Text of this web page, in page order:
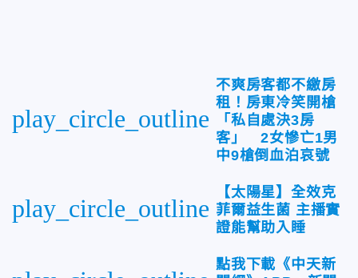
play_circle_outline
不爽房客都不繳房
租！房東冷笑開槍
「私自處決3房
客」 2女慘亡1男
中9槍倒血泊哀號
play_circle_outline
【太陽星】全效克
菲爾益生菌 主播實
證能幫助入睡
點我下載《中天新